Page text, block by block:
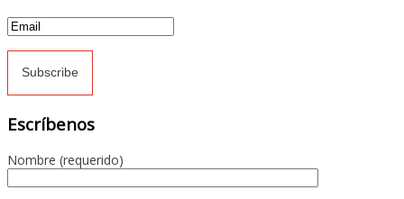
Escríbenos
Nombre (requerido)